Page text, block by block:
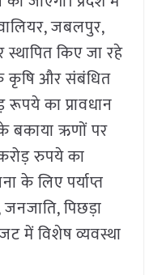
जबलपुर,
किए जा रहे
कृषि और संबंधित
रूपये का प्रावधान
बकाया ऋणों पर
रुपये का
के लिए पर्याप्त
पिछड़ा
में विशेष व्यवस्था